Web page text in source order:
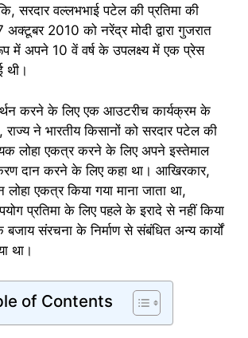
सरदार वल्लभभाई पटेल की प्रतिमा की
अक्टूबर 2010 को नरेंद्र मोदी द्वारा गुजरात
में अपने 10 वें वर्ष के उपलक्ष्य में एक प्रेस
थी।
करने के लिए एक आउटरीच कार्यक्रम के
ने भारतीय किसानों को सरदार पटेल की
लोहा एकत्र करने के लिए अपने इस्तेमाल
दान करने के लिए कहा था। आखिरकार,
एकत्र किया गया माना जाता था,
प्रतिमा के लिए पहले के इरादे से नहीं किया
संरचना के निर्माण से संबंधित अन्य कार्यों
था।
of Contents